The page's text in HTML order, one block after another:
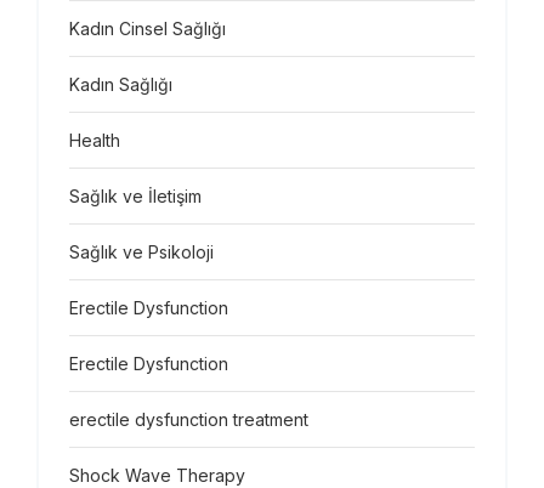
Kadın Cinsel Sağlığı
Kadın Sağlığı
Health
Sağlık ve İletişim
Sağlık ve Psikoloji
Erectile Dysfunction
Erectile Dysfunction
erectile dysfunction treatment
Shock Wave Therapy